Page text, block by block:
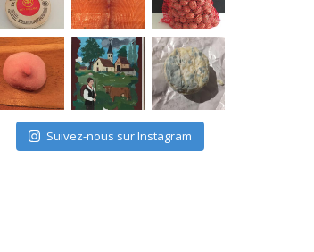
Suivez-nous sur Instagram